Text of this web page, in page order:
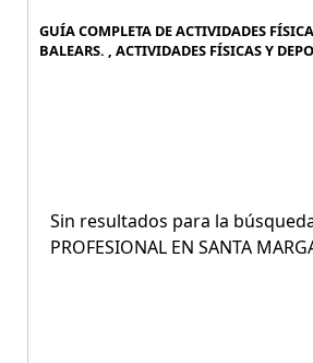
GUÍA COMPLETA DE ACTIVIDADES
BALEARS. , ACTIVIDADES FÍSICAS Y
Sin resultados para la búsqueda:
PROFESIONAL EN SANTA